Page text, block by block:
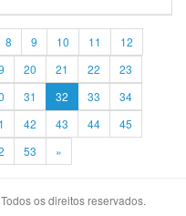
8 9 10 11
12
20 21 22
23
31 32 33
34
42 43 44
45
53 »
os direitos reservados.